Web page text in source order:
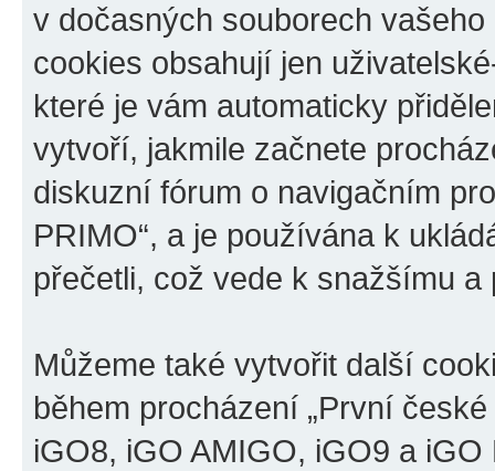
v dočasných souborech
cookies obsahují jen
které je vám automaticky
vytvoří, jakmile začnete
diskuzní fórum o navigačním
PRIMO“, a je používána k
přečetli, což vede k snažšímu
Můžeme také vytvořit další
během procházení „První
iGO8, iGO AMIGO, iGO9 a